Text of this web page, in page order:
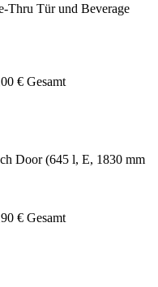
Thru Tür und Beverage
€ Gesamt
Door (645 l, E, 1830 mm
€ Gesamt